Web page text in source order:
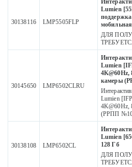
30138116 LMP5505FLP
Lumien
ДЛЯ
30145650 LMP6502CLRU
Lumien
4K@60Hz,
камеры
Lumien
4K@60Hz,
(РРПП
30138108 LMP6502CL
Lumien
128 Гб
ДЛЯ